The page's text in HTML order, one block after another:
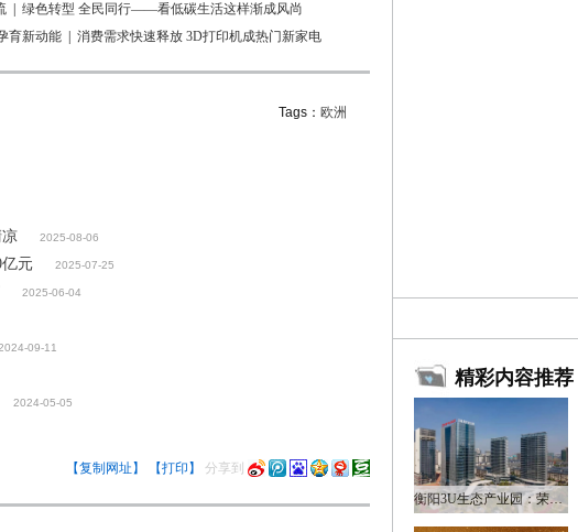
绿色转型 全民同行——看低碳生活这样渐成风尚
育新动能
消费需求快速释放 3D打印机成热门新家电
Tags： 欧洲
2025-08-06
元 2025-07-25
2025-06-04
09-11
2024-05-05
【复制网址】 【打印】 分享到
精彩内容推荐
衡阳3U生态产业园：荣电集团的政企合作新答卷